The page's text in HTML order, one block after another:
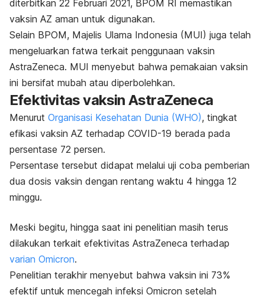
diterbitkan 22 Februari 2021, BPOM RI memastikan
vaksin AZ aman untuk digunakan.
Selain BPOM, Majelis Ulama Indonesia (MUI) juga telah
mengeluarkan fatwa terkait penggunaan vaksin
AstraZeneca. MUI menyebut bahwa pemakaian vaksin
ini bersifat mubah atau diperbolehkan.
Efektivitas vaksin AstraZeneca
Menurut Organisasi Kesehatan Dunia (WHO), tingkat
efikasi vaksin AZ terhadap COVID-19 berada pada
persentase 72 persen.
Persentase tersebut didapat melalui uji coba pemberian
dua dosis vaksin dengan rentang waktu 4 hingga 12
minggu.
Meski begitu, hingga saat ini penelitian masih terus
dilakukan terkait efektivitas AstraZeneca terhadap
varian Omicron.
Penelitian terakhir menyebut bahwa vaksin ini 73%
efektif untuk mencegah infeksi Omicron setelah